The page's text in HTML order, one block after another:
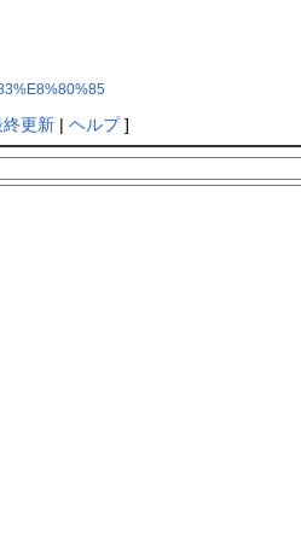
終更新| ヘルプ]